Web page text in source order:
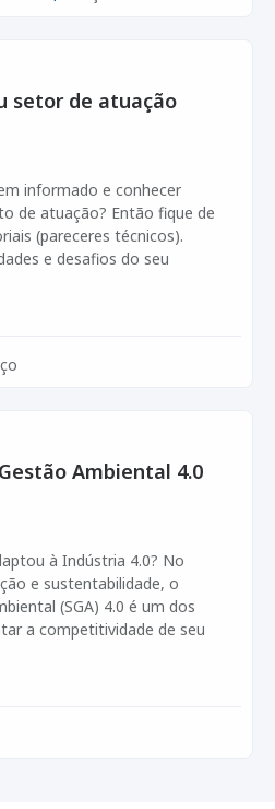
setor de atuação
informado e conhecer
de atuação? Então fique de
(pareceres técnicos).
e desafios do seu
Ambiental 4.0
à Indústria 4.0? No
e sustentabilidade, o
(SGA) 4.0 é um dos
a competitividade de seu